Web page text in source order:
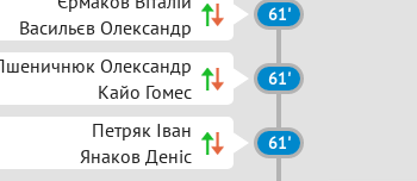
Васильєв Олександр
61'
Олександр
Кайо Гомес
61'
Петряк Іван
Янаков Деніс
61'